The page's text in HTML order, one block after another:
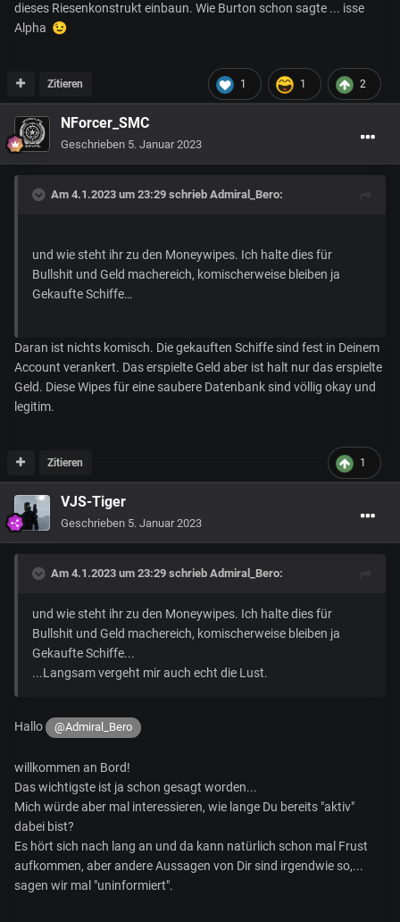
dieses Riesenkonstrukt einbaun. Wie Burton schon sagte ... isse
Alpha 😉
1 1 2
Zitieren
NForcer_SMC
Geschrieben 5. Januar 2023
Am 4.1.2023 um 23:29 schrieb Admiral_Bero:
und wie steht ihr zu den Moneywipes. Ich halte dies für
Bullshit und Geld machereich, komischerweise bleiben ja
Gekaufte Schiffe…
Daran ist nichts komisch. Die gekauften Schiffe sind fest in Deinem
Account verankert. Das erspielte Geld aber ist halt nur das erspielte
Geld. Diese Wipes für eine saubere Datenbank sind völlig okay und
legitim.
1
Zitieren
VJS-Tiger
Geschrieben 5. Januar 2023
Am 4.1.2023 um 23:29 schrieb Admiral_Bero:
und wie steht ihr zu den Moneywipes. Ich halte dies für
Bullshit und Geld machereich, komischerweise bleiben ja
Gekaufte Schiffe...
...Langsam vergeht mir auch echt die Lust.
Hallo @Admiral_Bero
willkommen an Bord!
Das wichtigste ist ja schon gesagt worden...
Mich würde aber mal interessieren, wie lange Du bereits "aktiv"
dabei bist?
Es hört sich nach lang an und da kann natürlich schon mal Frust
aufkommen, aber andere Aussagen von Dir sind irgendwie so,...
sagen wir mal "uninformiert".